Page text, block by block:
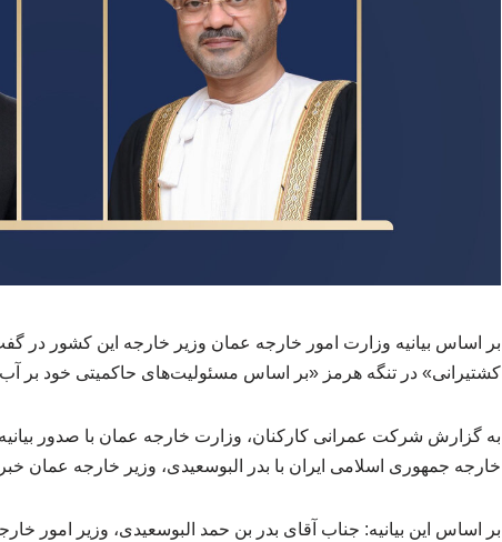
بر اساس بیانیه وزارت امور خارجه عمان وزیر خارجه این کشور در
کشتیرانی» در تنگه هرمز «بر اساس مسئولیت‌های حاکمیتی خود بر
به گزارش شرکت عمرانی کارکنان، وزارت خارجه عمان با صدور
خارجه جمهوری اسلامی ایران با بدر البوسعیدی، وزیر خارجه عمان خبر
بر اساس این بیانیه: جناب آقای بدر بن حمد البوسعیدی، وزیر امور